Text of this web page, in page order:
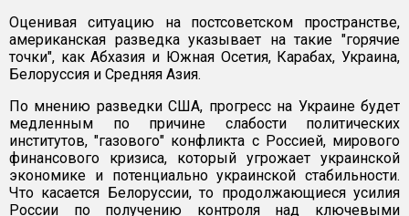
Оценивая ситуацию на постсоветском пространстве,
американская разведка указывает на такие "горячие
точки", как Абхазия и Южная Осетия, Карабах, Украина,
Белоруссия и Средняя Азия.
По мнению разведки США, прогресс на Украине будет
медленным по причине слабости политических
институтов, "газового" конфликта с Россией, мирового
финансового кризиса, который угрожает украинской
экономике и потенциально украинской стабильности.
Что касается Белоруссии, то продолжающиеся усилия
России по получению контроля над ключевыми